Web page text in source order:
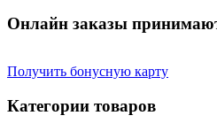
Онлайн заказы
Получить бонусную карту
Категории товаров